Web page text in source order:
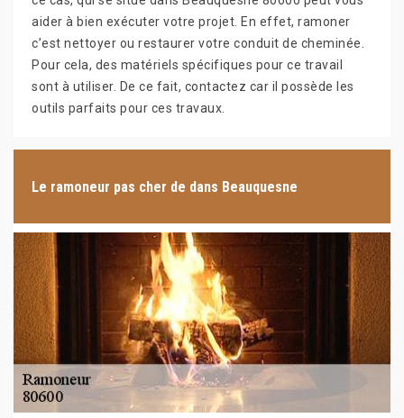
aider à bien exécuter votre projet. En effet, ramoner
c’est nettoyer ou restaurer votre conduit de cheminée.
Pour cela, des matériels spécifiques pour ce travail
sont à utiliser. De ce fait, contactez car il possède les
outils parfaits pour ces travaux.
Le ramoneur pas cher de dans Beauquesne